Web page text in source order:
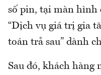
số pin, tại màn hình
“Dịch vụ giá trị gia
toán trả sau” dành
Sau đó, khách hàng